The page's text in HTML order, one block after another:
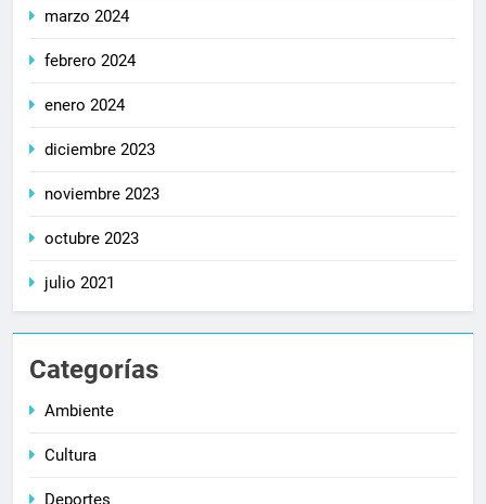
marzo 2024
febrero 2024
enero 2024
diciembre 2023
noviembre 2023
octubre 2023
julio 2021
Categorías
Ambiente
Cultura
Deportes